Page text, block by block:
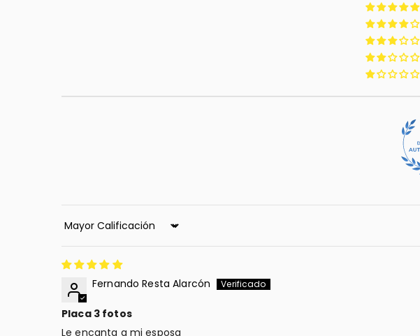
Sort by
Fernando Resta Alarcón
Placa 3 fotos
Le encanta a mi esposa